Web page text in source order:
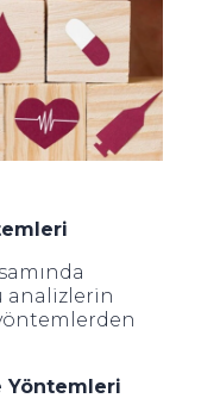
analizlerin
Yöntemleri